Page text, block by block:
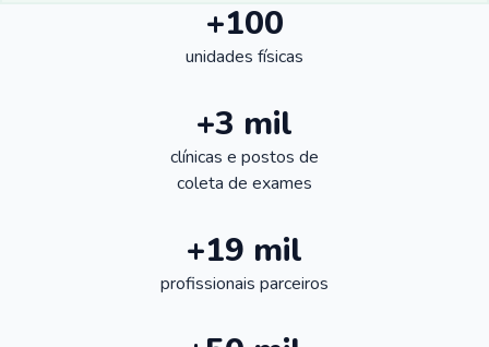
+100
unidades físicas
+3 mil
clínicas e postos de
coleta de exames
+19 mil
profissionais parceiros